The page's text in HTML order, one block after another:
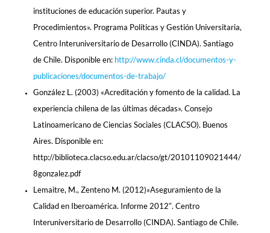
instituciones de educación superior. Pautas y
Procedimientos». Programa Políticas y Gestión Universitaria,
Centro Interuniversitario de Desarrollo (CINDA). Santiago
de Chile. Disponible en: http://www.cinda.cl/documentos-y-
publicaciones/documentos-de-trabajo/
González L. (2003) «Acreditación y fomento de la calidad. La
experiencia chilena de las últimas décadas». Consejo
Latinoamericano de Ciencias Sociales (CLACSO). Buenos
Aires. Disponible en:
http://biblioteca.clacso.edu.ar/clacso/gt/20101109021444/
8gonzalez.pdf
Lemaitre, M., Zenteno M. (2012)»Aseguramiento de la
Calidad en Iberoamérica. Informe 2012″. Centro
Interuniversitario de Desarrollo (CINDA). Santiago de Chile.